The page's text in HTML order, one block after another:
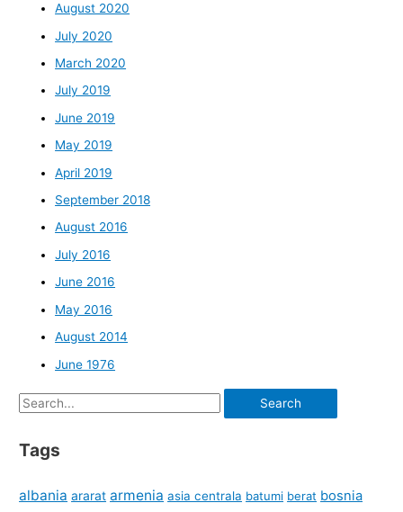
August 2020
July 2020
March 2020
July 2019
June 2019
May 2019
April 2019
September 2018
August 2016
July 2016
June 2016
May 2016
August 2014
June 1976
Search
Tags
albania ararat armenia asia centrala batumi berat bosnia